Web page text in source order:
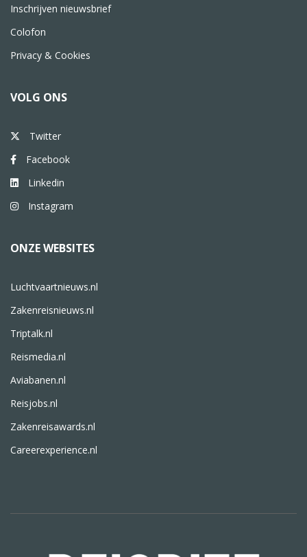
Inschrijven nieuwsbrief
Colofon
Privacy & Cookies
VOLG ONS
Twitter
Facebook
Linkedin
Instagram
ONZE WEBSITES
Luchtvaartnieuws.nl
Zakenreisnieuws.nl
Triptalk.nl
Reismedia.nl
Aviabanen.nl
Reisjobs.nl
Zakenreisawards.nl
Careerexperience.nl